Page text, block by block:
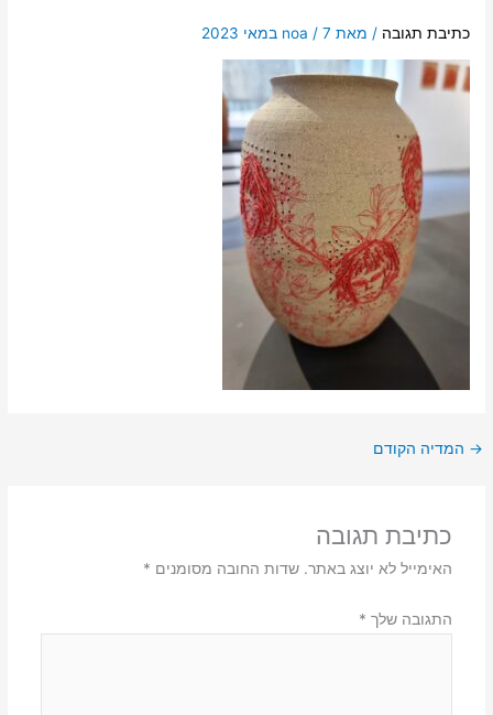
כתיבת תגובה / מאת noa / 7 במאי 2023
→ המדיה הקודם
כתיבת תגובה
האימייל לא יוצג באתר. שדות החובה מסומנים *
התגובה שלך *